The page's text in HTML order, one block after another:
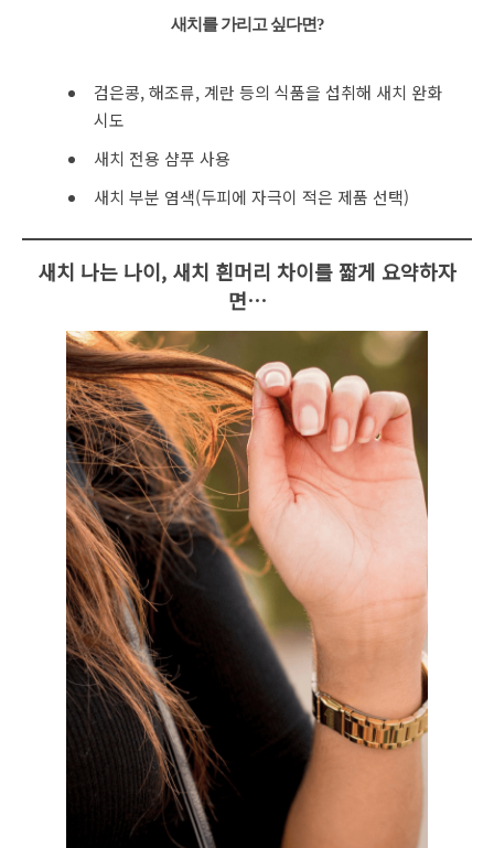
새치를 가리고 싶다면?
검은콩, 해조류, 계란 등의 식품을 섭취해 새치 완화
시도
새치 전용 샴푸 사용
새치 부분 염색(두피에 자극이 적은 제품 선택)
새치 나는 나이, 새치 흰머리 차이를 짧게 요약하자
면…